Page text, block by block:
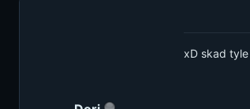
xD skad tyle